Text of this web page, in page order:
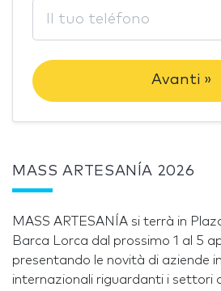
Avanti »
MASS ARTESANÍA 2026
MASS ARTESANÍA si terrà in
Barca Lorca dal prossimo 1 al 5
presentando le novità di aziende
internazionali riguardanti i settori